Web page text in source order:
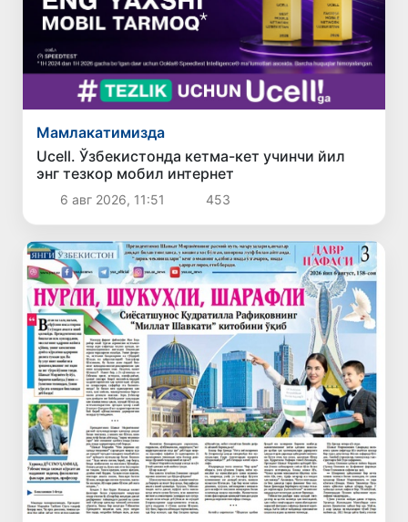
Мамлакатимизда
Ucell. Ўзбекистонда кетма-кет учинчи йил
энг тезкор мобил интернет
6 авг 2026, 11:51 453